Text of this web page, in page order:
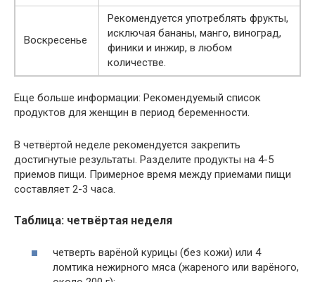
Воскресенье
Рекомендуется употреблять фрукты,
исключая бананы, манго, виноград,
финики и инжир, в любом
количестве.
Еще больше информации: Рекомендуемый список
продуктов для женщин в период беременности.
В четвёртой неделе рекомендуется закрепить
достигнутые результаты. Разделите продукты на 4-5
приемов пищи. Примерное время между приемами пищи
составляет 2-3 часа.
Таблица: четвёртая неделя
четверть варёной курицы (без кожи) или 4
ломтика нежирного мяса (жареного или варёного,